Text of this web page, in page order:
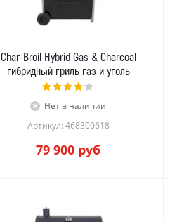
Char-Broil Hybrid Gas & Charcoal
гибридный гриль газ и уголь
Нет в наличии
Артикул: 468300618
79 900 руб